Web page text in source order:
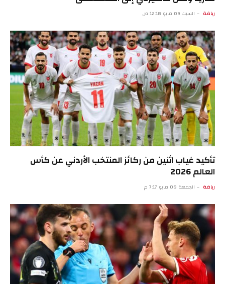
رياضة السبت 09 مايو 12:18 ص
تأكيد غياب اثنين من ركائز المنتخب الأردني عن كأس
العالم 2026
رياضة الجمعة 08 مايو 7:17 م